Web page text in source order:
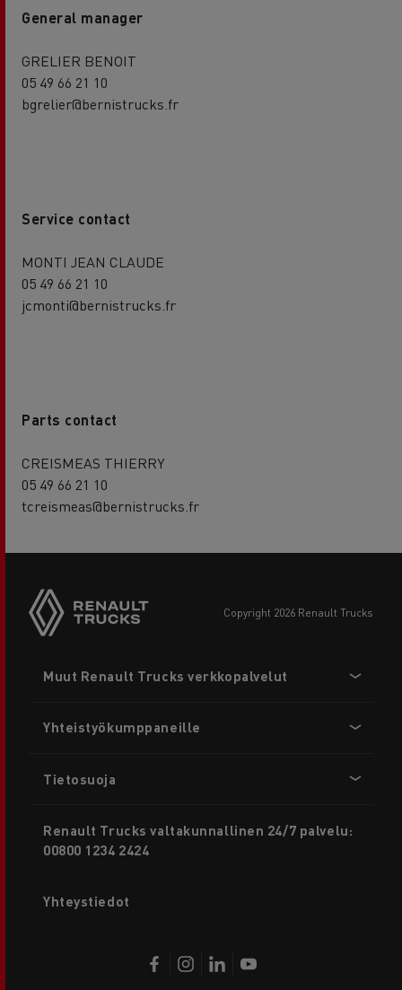
General manager
GRELIER BENOIT
05 49 66 21 10
bgrelier@bernistrucks.fr
Service contact
MONTI JEAN CLAUDE
05 49 66 21 10
jcmonti@bernistrucks.fr
Parts contact
CREISMEAS THIERRY
05 49 66 21 10
tcreismeas@bernistrucks.fr
copyright 2026 Renault Trucks
menu
Muut Renault Trucks verkkopalvelut
Yhteistyökumppaneille
Tietosuoja
Renault Trucks valtakunnallinen 24/7 palvelu:
00800 1234 2424
Yhteystiedot